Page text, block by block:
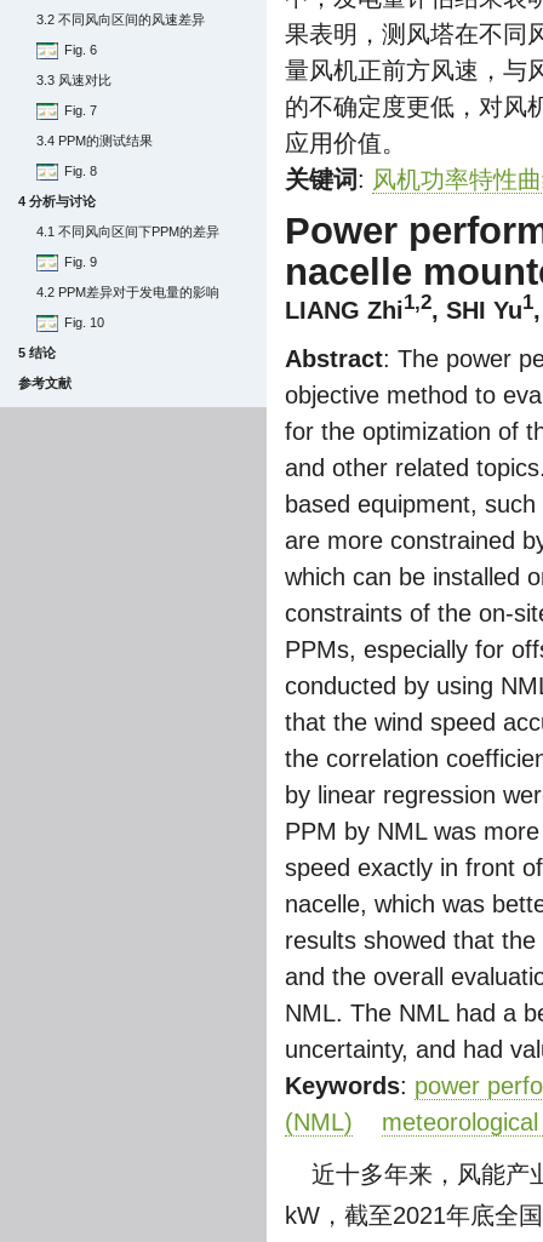
3.2 不同风向区间的风速差异
Fig. 6
3.3 风速对比
Fig. 7
3.4 PPM的测试结果
Fig. 8
4 分析与讨论
4.1 不同风向区间下PPM的差异
Fig. 9
4.2 PPM差异对于发电量的影响
Fig. 10
5 结论
参考文献
果表明，测风塔在不同
量风机正前方风速，与
的不确定度更低，对风
应用价值。
关键词: 风机功率特性
Power
nacelle
LIANG Zhi1,2, SHI Yu1
Abstract: The power
objective method to
for the optimization of
and other related
based equipment,
are more constrained
which can be installed
constraints of the on-
PPMs, especially for
conducted by using
that the wind speed
the correlation
by linear regression
PPM by NML was
speed exactly in front
nacelle, which was
results showed that
and the overall
NML. The NML had a
uncertainty, and had
Keywords: power
(NML)
近十多年来，风能产
kW，截至2021年底全